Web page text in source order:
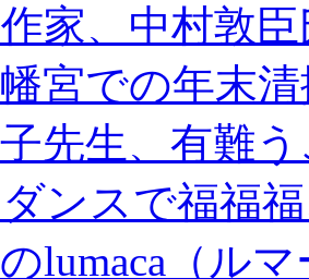
家、中村敦臣
宮での年末
先生、有難
ンスで福福
lumaca（ル